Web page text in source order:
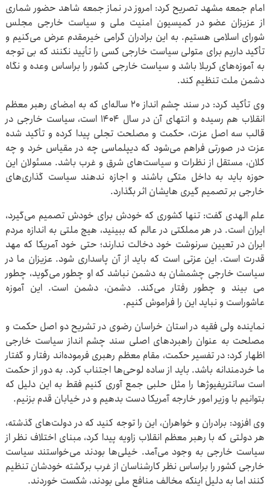
امام جمعه مشهد تصریح کرد: امروز در نماز جمعه شاهد حضور شماری
از عزیزان عضو در کمیسیون امنیت ملی و سیاست خارجی مجلس
شورای اسلامی هستیم. به این برادران گرامی خیرمقدم عرض می‌کنیم و
تأکید داریم برای متولی سیاست خارجی کسی را تأیید نکنند که بی توجه
به آموزه‌های کربلا باشد و سیاست خارجی کشور را براساس وعده و نگاه
دشمن ملت تنظیم کند.
وی تأکید کرد: در سند چشم انداز ۲۰ ساله‌ای که به امضای رهبر معظم
انقلاب هم رسیده و انتهای آن در سال ۱۴۰۴ است، سیاست خارجی در
قالب سه اصل عزت، حکمت و مصلحت تجلی پیدا کرده و تأکید شده
عزت در صورتی فراهم می‌شود که دیپلماسی چه در مقیاس خرد و چه
کلان، مستقل از نظرات و سیاست‌های شرق و غرب باشد. مسئولان این
حوزه باید به داخل متکی باشند و اجازه ندهند سیاست گذاری‌های
خارجی بر تصمیم گیری هایشان اثر بگذارد.
علم الهدی گفت: تنها کشوری که خودش برای خودش تصمیم می‌گیرد،
ایران است. در هر مملکتی در عالم که ببینید، هیچ ملتی به اندازه مردم
ایران در تعیین سرنوشت خود دخالت ندارند؛ حتی خود آمریکا که مهد
قدرت است. این عزتی است که باید از آن پاسداری شود. عزیزان ما در
سیاست خارجی چشمشان به دشمن نباشد که او چطور می‌گوید، چطور
می بیند و چطور رفتار می‌کند. دشمن، دشمن است. این آموزه
عاشوراست و نباید این را فراموش کنیم.
نماینده ولی فقیه در استان خراسان رضوی در تشریح دو اصل حکمت و
مصلحت به عنوان راهبردهای اصلی سند چشم انداز سیاست خارجی
اظهار کرد: در تفسیر حکمت، مقام معظم رهبری فرموده‌اند رفتار و گفتار
ما خردمندانه باشد. باید از ساده لوحی‌ها اجتناب کرد. به دور از حکمت
است سانتریفیوژها را مثل حلبی جمع آوری کنیم فقط به این دلیل که
بتوانیم با وزیر امور خارجه آمریکا دست بدهیم و در خیابان قدم بزنیم.
وی افزود: برادران و خواهران، این را توجه کنید که در دولت‌های گذشته،
هر دولتی که با رهبر معظم انقلاب زاویه پیدا کرد، مبنای اختلاف نظر از
سیاست خارجی به وجود می‌آمد. خیلی‌ها بودند می‌خواستند سیاست
خارجی کشور را براساس نظر کارشناسان از غرب برگشته خودشان تنظیم
کنند اما به دلیل اینکه مخالف منافع ملی بودند، شکست خوردند.